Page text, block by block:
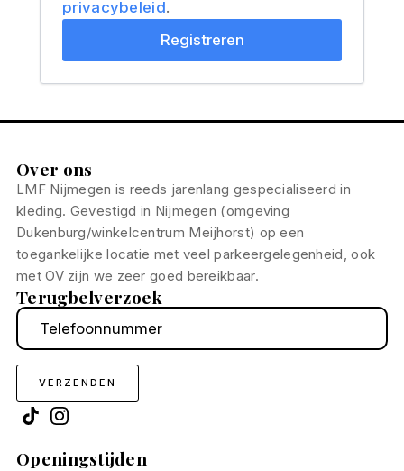
privacybeleid.
Registreren
Over ons
LMF Nijmegen is reeds jarenlang gespecialiseerd in
kleding. Gevestigd in Nijmegen (omgeving
Dukenburg/winkelcentrum Meijhorst) op een
toegankelijke locatie met veel parkeergelegenheid, ook
met OV zijn we zeer goed bereikbaar.
Terugbelverzoek
Telefoonnummer
VERZENDEN
Openingstijden